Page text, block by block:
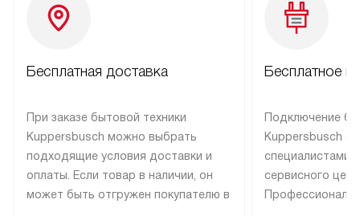
Бесплатная доставка
При заказе бытовой техники
Kuppersbusch можно выбрать
подходящие условия доставки и
оплаты. Если товар в наличии, он
может быть отгружен покупателю в
Бесплатное
Подключение
Kuppersbusch
специалистами
сервисного